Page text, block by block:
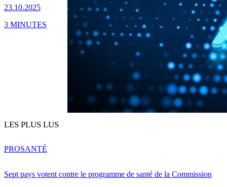
23.10.2025
3 MINUTES
LES PLUS LUS
Sept pays votent contre le programme de santé de la Commission
PROSANTÉ